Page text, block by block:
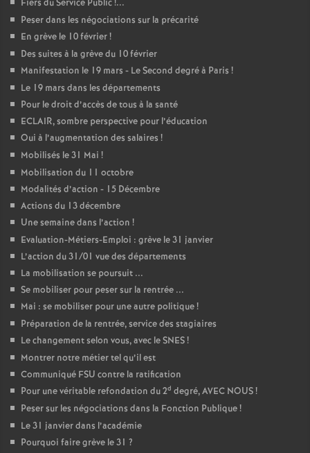
Fiers du Service Public !...
Peser dans les négociations sur la précarité
En grève le 10 février!
Des suites à la grève du 10 février
Manifestation le 19 mars - Le Second degré à Paris !
Le 19 mars dans les départements
Pour le droit d’accès de tous à la santé
ECLAIR, sombre perspective pour l’éducation
Oui à l’augmentation des salaires !
Mobilisés le 31 Mai !
Mobilisation du 11 octobre
Modalités d’action - 15 Décembre
Actions du 13 décembre
Une semaine dans l’action !
Evaluation-Métiers-Emploi : grève le 31 janvier
L’action du 31/01 vue des départements
La mobilisation se poursuit ...
Se mobiliser pour peser sur la rentrée ...
Mai : se mobiliser pour une autre politique!
Préparation de la rentrée, service des stagiaires
Le changement selon vous, avec le SNES!
Montrer notre métier tel qu’il est
Communiqué FSU contre la ratification
Pour une véritable refondation du 2d degré, AVEC NOUS!
Peser sur les négociations dans la Fonction Publique!
Le 31 janvier dans l’académie
Pourquoi faire grève le 31 ?